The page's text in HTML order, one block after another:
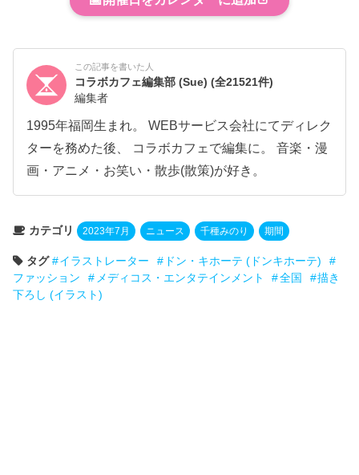
この記事を書いた人
コラボカフェ編集部 (Sue)(全21521件)
編集者
1995年福岡生まれ。 WEBサービス会社にてディレク
ターを務めた後、 コラボカフェで編集に。 音楽・漫
画・アニメ・お笑い・散歩(散策)が好き。
カテゴリ 2023年7月 ニュース 千種みのり 期間
タグ イラストレーター
ドン・キホーテ (ドンキホーテ)
ファッション
メディコス・エンタテインメント 全国
描き
下ろし (イラスト)